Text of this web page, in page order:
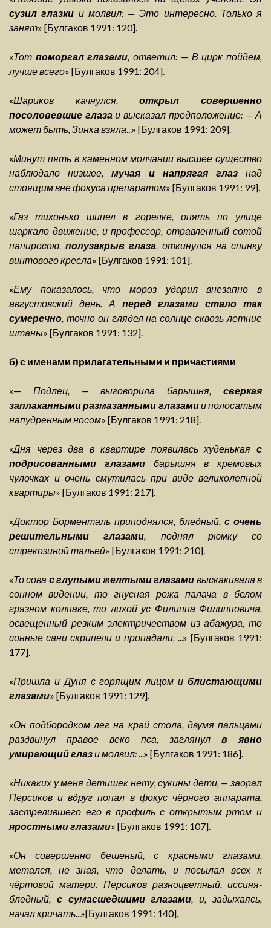
сузил глазки и молвил: — Это интересно. Только я
занят» [Булгаков 1991: 120].
«Тот поморгал глазами, ответил: — В цирк пойдем,
лучше всего» [Булгаков 1991: 204].
«Шариков качнулся,открыл совершенно
посоловевшие глазаи высказал предположение: — А
может быть, Зинка взяла...» [Булгаков 1991: 209].
«Минут пять в каменном молчании высшее существо
наблюдало низшее,мучая и напрягая глазнад
стоящим вне фокуса препаратом» [Булгаков 1991: 99].
«Газ тихонько шипел в горелке, опять по улице
шаркало движение, и профессор, отравленный сотой
папиросою, полузакрыв глаза, откинулся на спинку
винтового кресла» [Булгаков 1991: 101].
«Ему показалось, что мороз ударил внезапно в
августовский день. А перед глазами стало так
сумеречно, точно он глядел на солнце сквозь летние
штаны» [Булгаков 1991: 132].
б) с именами прилагательными и причастиями
«— Подлец, — выговорила барышня,сверкая
заплаканными размазанными глазамии полосатым
напудренным носом» [Булгаков 1991: 218].
«Дня через два в квартире появилась худенькая с
подрисованными глазамибарышня в кремовых
чулочках и очень смутилась при виде великолепной
квартиры» [Булгаков 1991: 217].
«Доктор Борменталь приподнялся, бледный, с очень
решительными глазами, поднял рюмку со
стрекозиной тальей» [Булгаков 1991: 210].
«То сова с глупыми желтыми глазами выскакивала в
сонном видении, то гнусная рожа палача в белом
грязном колпаке, то лихой ус Филиппа Филипповича,
освещенный резким электричеством из абажура, то
сонные сани скрипели и пропадали, ...» [Булгаков 1991:
177].
«Пришла и Дуня с горящим лицом и блистающими
глазами» [Булгаков 1991: 129].
«Он подбородком лег на край стола, двумя пальцами
раздвинул правое веко пса, заглянул в явно
умирающий глази молвил:...» [Булгаков 1991: 186].
«Никаких у меня детишек нету, сукины дети, — заорал
Персиков и вдруг попал в фокус чёрного аппарата,
застрелившего его в профиль с открытым ртом и
яростными глазами» [Булгаков 1991: 107].
«Он совершенно бешеный, с красными глазами,
метался, не зная, что делать, и посылал всех к
чёртовой матери. Персиков разноцветный, иссиня-
бледный, с сумасшедшими глазами, и, задыхаясь,
начал кричать...»[Булгаков 1991: 140].